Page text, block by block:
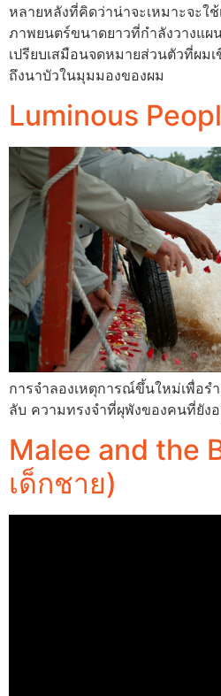
หลายหลังที่คิดว่าน่าจะเหมาะจะใ
ภาพยนตร์ขนาดยาวที่กำลังวางแผ
เปรียบเสมือนจดหมายส่วนตัวที่ผม
ถึงนาบัวในมุมมองของผม
Luminous
การจำลองเหตุการณ์ขึ้นใหม่เพื่อร
ลับ ความทรงจำที่ผุพังของคนที่ยัง
Malee and the
เด็กชาย)